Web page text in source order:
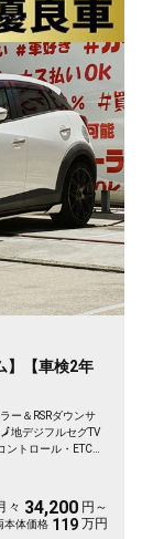
【車検2年
ー＆RSRダウンサ
地デジフルセグTV
トロール・ETC車
々 34,200 円～
本体価格 119 万円